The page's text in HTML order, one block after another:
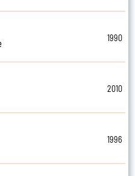
1990
2010
1996